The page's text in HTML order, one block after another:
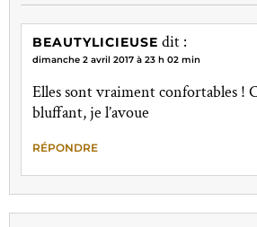
BEAUTYLICIEUSE dit :
dimanche 2 avril 2017 à 23 h 02 min
Elles sont vraiment confortables !
bluffant, je l’avoue
RÉPONDRE